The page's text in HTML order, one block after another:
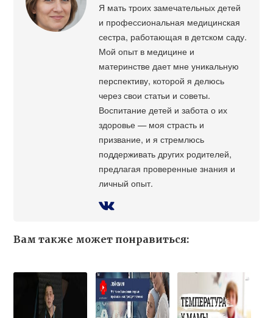
Я мать троих замечательных детей
и профессиональная медицинская
сестра, работающая в детском саду.
Мой опыт в медицине и
материнстве дает мне уникальную
перспективу, которой я делюсь
через свои статьи и советы.
Воспитание детей и забота о их
здоровье — моя страсть и
призвание, и я стремлюсь
поддерживать других родителей,
предлагая проверенные знания и
личный опыт.
Вам также может понравиться: